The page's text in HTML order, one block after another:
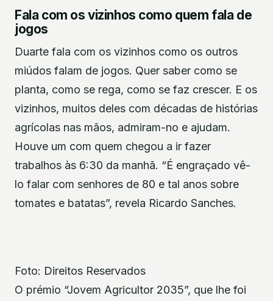
Fala com os vizinhos como quem fala de
jogos
Duarte fala com os vizinhos como os outros
miúdos falam de jogos. Quer saber como se
planta, como se rega, como se faz crescer. E os
vizinhos, muitos deles com décadas de histórias
agrícolas nas mãos, admiram-no e ajudam.
Houve um com quem chegou a ir fazer
trabalhos às 6:30 da manhã. “É engraçado vê-
lo falar com senhores de 80 e tal anos sobre
tomates e batatas”, revela Ricardo Sanches.
Foto: Direitos Reservados
O prémio “Jovem Agricultor 2035”, que lhe foi